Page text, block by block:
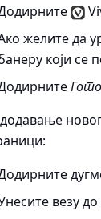
желите да
који се
везу